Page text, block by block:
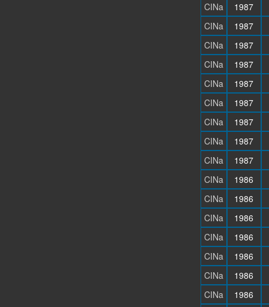
CINa
1987
CINa
1987
CINa
1987
CINa
1987
CINa
1987
CINa
1987
CINa
1987
CINa
1987
CINa
1987
CINa
1986
CINa
1986
CINa
1986
CINa
1986
CINa
1986
CINa
1986
CINa
1986